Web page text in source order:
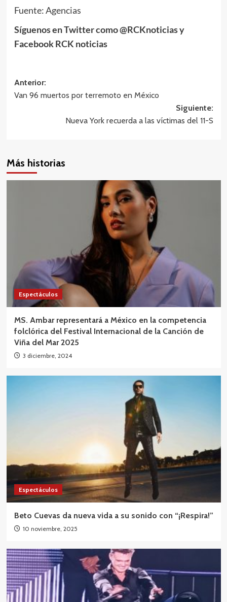
Fuente: Agencias
Síguenos en Twitter como @RCKnoticias y
Facebook RCK noticias
Navegación
de
entradas
Anterior:
Van 96 muertos por terremoto en México
Siguiente:
Nueva York recuerda a las víctimas del 11-S
Más historias
Espectáculos
MS. Ambar representará a México en la competencia
folclórica del Festival Internacional de la Canción de
Viña del Mar 2025
3 diciembre, 2024
Espectáculos
Beto Cuevas da nueva vida a su sonido con “¡Respira!”
10 noviembre, 2025